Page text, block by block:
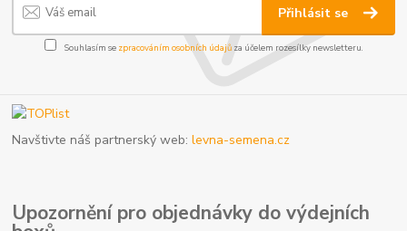
Přihlásit se
Souhlasím se zpracováním osobních údajůza účelem rozesílky newsletteru.
Navštivte náš partnerský web:levna-semena.cz
Upozornění pro objednávky do výdejních